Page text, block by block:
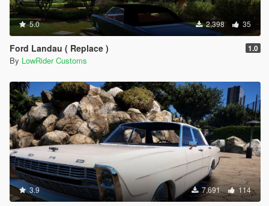
5.0 2,398 35
Ford Landau ( Replace ) 1.0
By LowRider Customs
3.9 7,691 114